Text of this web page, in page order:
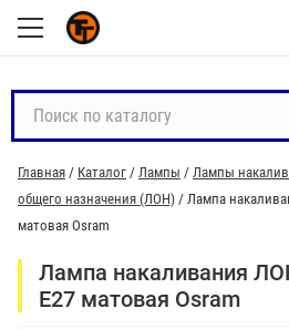
с
к
п
о
а
Главная / Каталог / Лампы / Лампы
общего назначения (ЛОН) / Лампа
матовая Osram
Лампа накаливания
E27 матовая Osram